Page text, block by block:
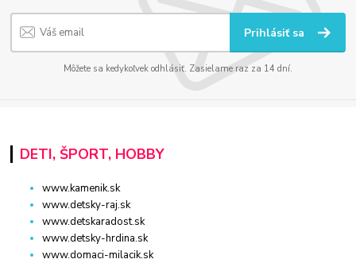
Prihlásiť sa
Môžete sa kedykoľvek odhlásiť. Zasielame raz za 14 dní.
DETI, ŠPORT, HOBBY
www.kamenik.sk
www.detsky-raj.sk
www.detskaradost.sk
www.detsky-hrdina.sk
www.domaci-milacik.sk